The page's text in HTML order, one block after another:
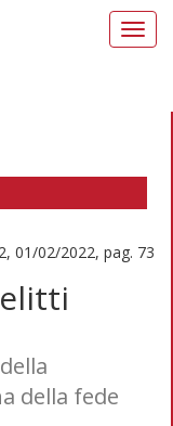
01/02/2022, pag. 73
della fede